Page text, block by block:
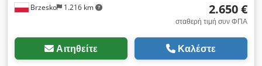
Brzesko 1.216 km 2.650 €
σταθερή τιμή συν ΦΠΑ
Αιτηθείτε Καλέστε